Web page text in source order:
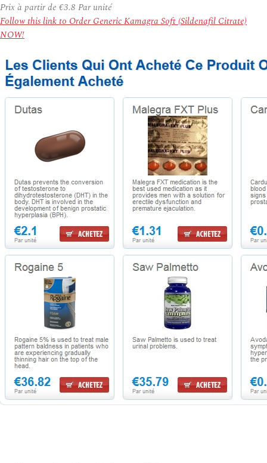
Prix à partir de €3.8 Par unité
Follow this link to Order Generic Kamagra Soft (Sildenafil Citrate)
NOW!